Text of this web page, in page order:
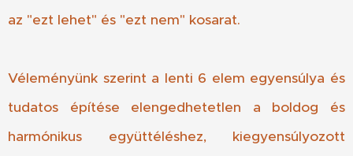
az "ezt lehet" és "ezt nem" kosarat.
Véleményünk szerint a lenti 6 elem egyensúlya és
tudatos építése elengedhetetlen a boldog és
harmónikus együttéléshez, kiegyensúlyozott